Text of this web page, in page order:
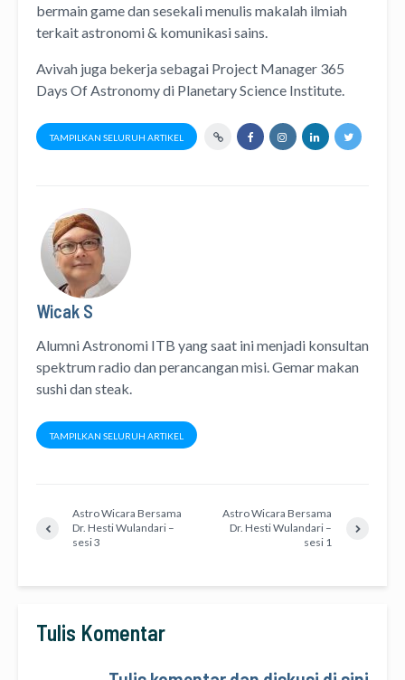
bermain game dan sesekali menulis makalah ilmiah
terkait astronomi & komunikasi sains.
Avivah juga bekerja sebagai Project Manager 365
Days Of Astronomydi Planetary Science Institute.
TAMPILKAN SELURUH ARTIKEL
Wicak S
Alumni Astronomi ITB yang saat ini menjadi konsultan
spektrum radio dan perancangan misi. Gemar makan
sushi dan steak.
TAMPILKAN SELURUH ARTIKEL
Astro Wicara Bersama
Dr. Hesti Wulandari –
sesi 3
Astro Wicara Bersama
Dr. Hesti Wulandari –
sesi 1
Tulis Komentar